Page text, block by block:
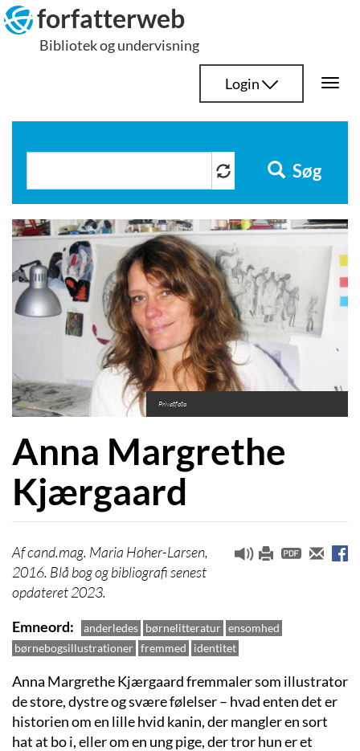
Hop
til
indhold
forfatterweb
Bibliotek og undervisning
Login
Søg
Privatfoto
Anna Margrethe
Kjærgaard
cand.mag. Maria Høher-Larsen,
2016. Blå bog og bibliografi senest
opdateret 2023.
Emneord
anderledes børnelitteratur ensomhed
børnebogsillustrationer fremmed identitet
Anna Margrethe Kjærgaard fremmaler som illustrator
de store, dystre og svære følelser – hvad enten det er
historien om en lille hvid kanin, der mangler en sort
hat at bo i, eller om en ung pige, der tror hun er et